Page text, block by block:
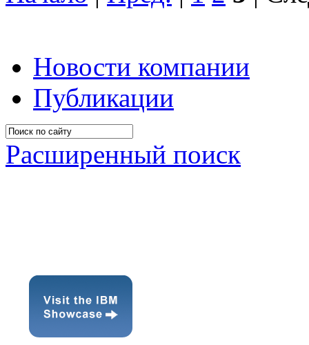
Новости компании
Публикации
Расширенный поиск